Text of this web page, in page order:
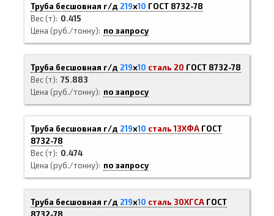
Труба бесшовная г/д 219х10 ГОСТ 8732-78
Вес (т)
0.415
Цена (руб./тонну)
по запросу
Труба бесшовная г/д 219х10 сталь 20 ГОСТ 8732-78
Вес (т) 75.883
Цена (руб./тонну)
по запросу
Труба бесшовная г/д 219х10 сталь 13ХФА ГОСТ
8732-78
Вес (т)
0.474
Цена (руб./тонну)
по запросу
Труба бесшовная г/д 219х10 сталь 30ХГСА ГОСТ